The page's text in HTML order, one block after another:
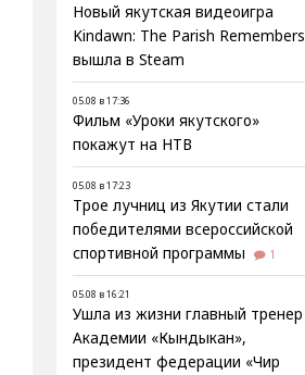
Новый якутская видеоигра
Kindawn: The Parish Remembers
вышла в Steam
05.08 в 17:36
Фильм «Уроки якутского»
покажут на НТВ
05.08 в 17:23
Трое лучниц из Якутии стали
победителями всероссийской
спортивной программы
1
05.08 в 16:21
Ушла из жизни главный тренер
Академии «Кындыкан»,
президент федерации «Чир